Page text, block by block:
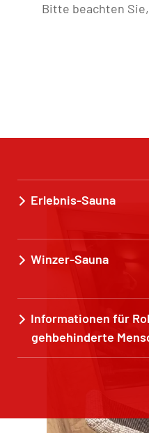
Bitte beachten
Erlebnis-Sauna
Winzer-Sauna
Informationen für
gehbehinderte